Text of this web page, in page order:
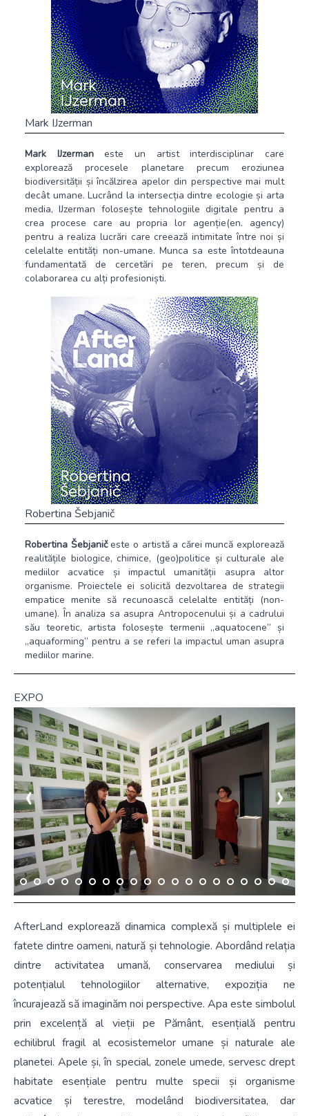
Mark IJzerman
Mark IJzermaneste un artist interdisciplinar care
explorează procesele planetare precum eroziunea
biodiversității și încălzirea apelor din perspective mai mult
decât umane. Lucrând la intersecția dintre ecologie și arta
media, IJzerman folosește tehnologiile digitale pentru a
crea procese care au propria lor agenție(en. agency)
pentru a realiza lucrări care creează intimitate între noi și
celelalte entități non-umane. Munca sa este întotdeauna
fundamentată de cercetări pe teren, precum și de
colaborarea cu alți profesioniști.
Robertina Šebjanič
Robertina Šebjaničeste o artistă a cărei muncă explorează
realitățile biologice, chimice, (geo)politice și culturale ale
mediilor acvatice și impactul umanității asupra altor
organisme. Proiectele ei solicită dezvoltarea de strategii
empatice menite să recunoască celelalte entități (non-
umane). În analiza sa asupra Antropocenului și a cadrului
său teoretic, artista folosește termenii „aquatocene” și
„aquaforming” pentru a se referi la impactul uman asupra
mediilor marine.
EXPO
‹ ›
AfterLand explorează dinamica complexă și multiplele ei
fatete dintre oameni, natură și tehnologie. Abordând relația
dintre activitatea umană, conservarea mediului și
potențialul tehnologiilor alternative, expoziția ne
încurajează să imaginăm noi perspective. Apa este simbolul
prin excelență al vieții pe Pământ, esențială pentru
echilibrul fragil al ecosistemelor umane și naturale ale
planetei. Apele și, în special, zonele umede, servesc drept
habitate esențiale pentru multe specii și organisme
acvatice și terestre, modelând biodiversitatea, dar